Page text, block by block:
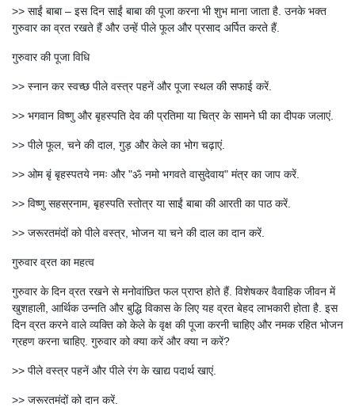
>> साईं बाबा – इस दिन साईं बाबा की पूजा करना भी शुभ माना जाता है. उनके भक्त
गुरुवार का व्रत रखते हैं और उन्हें पीले फूल और प्रसाद अर्पित करते हैं.
गुरुवार की पूजा विधि
>> स्नान कर स्वच्छ पीले वस्त्र पहनें और पूजा स्थल की सफाई करें.
>> भगवान विष्णु और बृहस्पति देव की प्रतिमा या चित्र के सामने घी का दीपक जलाएं.
>> पीले फूल, चने की दाल, गुड़ और केले का भोग चढ़ाएं.
>> ओम बृं बृहस्पतये नमः और "ॐ नमो भगवते वासुदेवाय" मंत्र का जाप करें.
>> विष्णु सहस्रनाम, बृहस्पति स्तोत्र या साईं बाबा की आरती का पाठ करें.
>> जरूरतमंदों को पीले वस्त्र, भोजन या चने की दाल का दान करें.
गुरुवार व्रत का महत्व
गुरुवार के दिन व्रत रखने से मनोवांछित फल प्राप्त होते हैं. विशेषकर वैवाहिक जीवन में
खुशहाली, आर्थिक उन्नति और बुद्धि विकास के लिए यह व्रत बेहद लाभकारी होता है. इस
दिन व्रत करने वाले व्यक्ति को केले के वृक्ष की पूजा करनी चाहिए और नमक रहित भोजन
ग्रहण करना चाहिए. गुरुवार को क्या करें और क्या न करें?
>> पीले वस्त्र पहनें और पीले रंग के खाद्य पदार्थ खाएं.
>> जरूरतमंदों को दान करें.